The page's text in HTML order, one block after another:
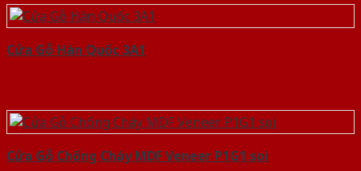
Cửa Gỗ Hàn Quốc 3A1
Cửa Gỗ Chống Cháy MDF Veneer P1G1 soi